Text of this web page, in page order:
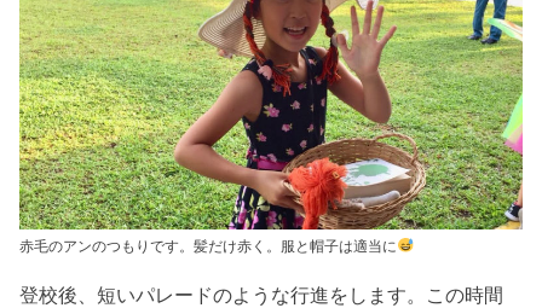
赤毛のアンのつもりです。髪だけ赤く。服と帽子は適当に
登校後、短いパレードのような行進をします。この時間